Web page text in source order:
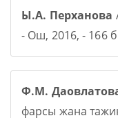
Ы.А. Перханова
- Ош, 2016, - 166
Ф.М.
фарсы жана